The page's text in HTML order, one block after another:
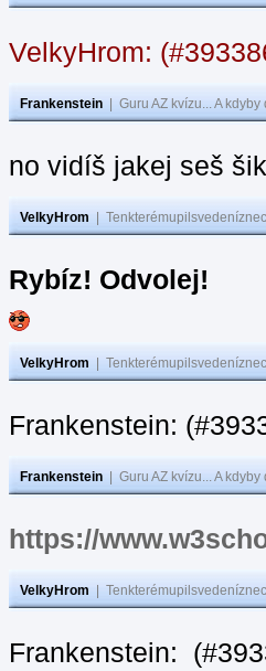
VelkyHrom:
Frankenstein Guru AZ kvízu... A
no vidíš jakej seš
VelkyHrom
Rybíz! Odvolej!
VelkyHrom
Frankenstein:
Frankenstein Guru AZ kvízu... A
https://
VelkyHrom
Frankenstein: